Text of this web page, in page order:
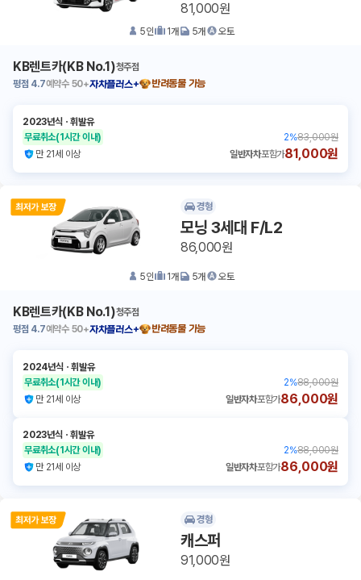
81,000원
5인 1개 5개 오토
KB렌트카(KB No.1)청주점
평점 4.7예약수 50+자차플러스+ 반려동물 가능
2023년식 ㆍ휘발유
무료취소(1시간 이내) 2%83,000원
만 21세 이상
일반자차포함가81,000원
경형
모닝 3세대 F/L2
86,000원
5인 1개 5개 오토
KB렌트카(KB No.1)청주점
평점 4.7예약수 50+자차플러스+ 반려동물 가능
2024년식 ㆍ휘발유
무료취소(1시간 이내) 2%88,000원
만 21세 이상
일반자차포함가86,000원
2023년식 ㆍ휘발유
무료취소(1시간 이내) 2%88,000원
만 21세 이상
일반자차포함가86,000원
경형
캐스퍼
91,000원